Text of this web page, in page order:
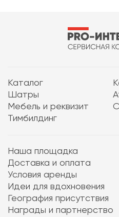
Каталог
Шатры
Мебель и реквизит
Тимбилдинг
Наша площадка
Доставка и оплата
Условия аренды
Идеи для вдохновения
География присутствия
Награды и партнерство